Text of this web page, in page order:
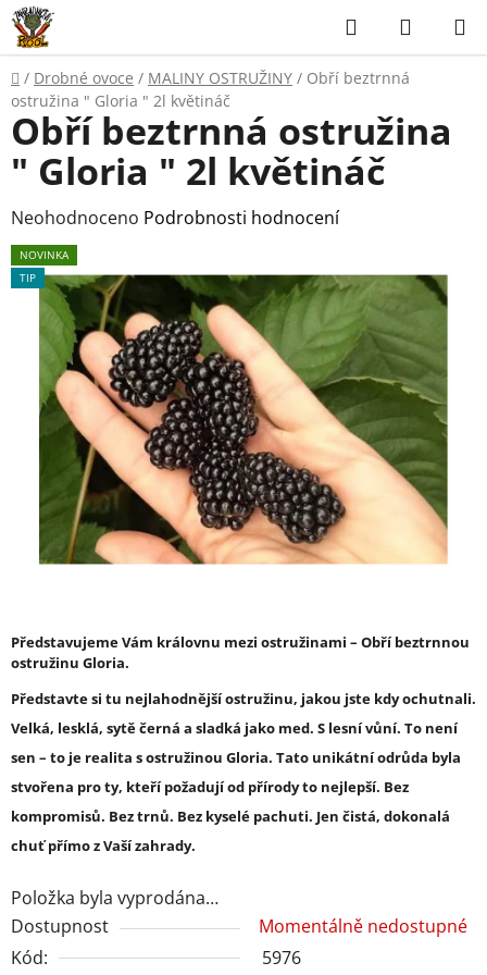
Přejít
na
obsah
Hledat
KOŠÍK
Domů
/ Drobné ovoce / MALINY OSTRUŽINY / Obří beztrnná
ostružina " Gloria " 2l květináč
Představujeme Vám královnu mezi ostružinami – Obří beztrnnou
ostružinu Gloria.
Představte si tu nejlahodnější ostružinu, jakou jste kdy ochutnali.
Velká, lesklá, sytě černá a sladká jako med. S lesní vůní. To není
sen – to je realita s ostružinou Gloria. Tato unikátní odrůda byla
stvořena pro ty, kteří požadují od přírody to nejlepší. Bez
kompromisů. Bez trnů. Bez kyselé pachuti. Jen čistá, dokonalá
chuť přímo z Vaší zahrady.
Položka byla vyprodána…
Dostupnost
Momentálně nedostupné
Kód:
5976
Obří beztrnná ostružina
" Gloria " 2l květináč
Průměrné
hodnocení
produktu
hvězdiček.
Neohodnoceno Podrobnosti hodnocení
NOVINKA
TIP